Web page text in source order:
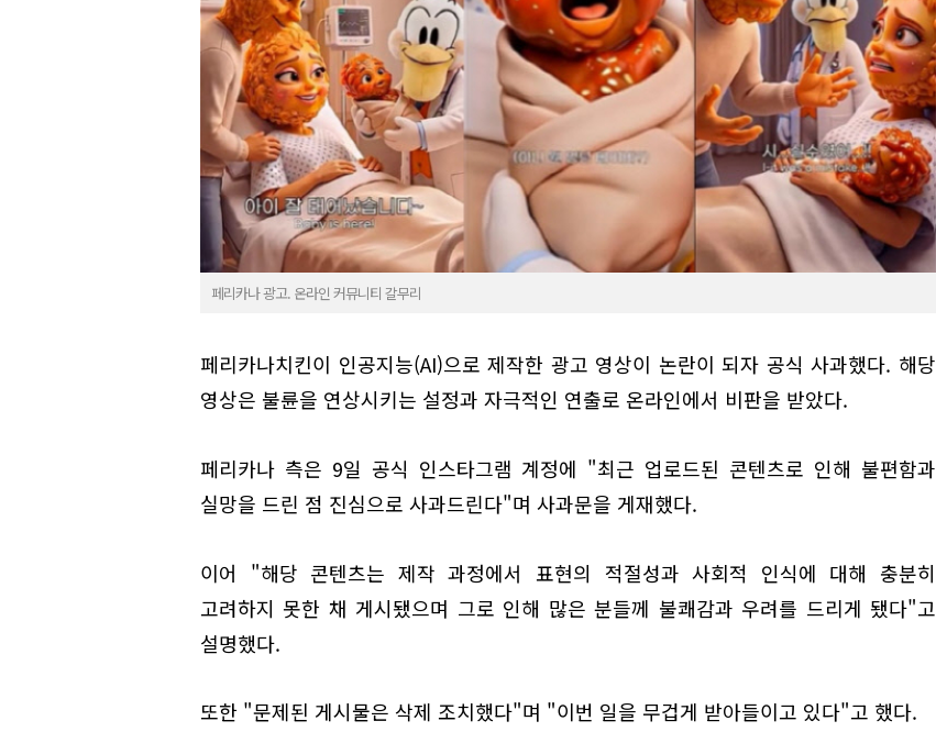
페리카나 광고. 온라인 커뮤니티 갈무리
페리카나치킨이 인공지능(AI)으로 제작한 광고 영상이 논란이 되자 공식 사과했다. 해당
영상은 불륜을 연상시키는 설정과 자극적인 연출로 온라인에서 비판을 받았다.
페리카나 측은 9일 공식 인스타그램 계정에 "최근 업로드된 콘텐츠로 인해 불편함과
실망을 드린 점 진심으로 사과드린다"며 사과문을 게재했다.
이어 "해당 콘텐츠는 제작 과정에서 표현의 적절성과 사회적 인식에 대해 충분히
고려하지 못한 채 게시됐으며 그로 인해 많은 분들께 불쾌감과 우려를 드리게 됐다"고
설명했다.
또한 "문제된 게시물은 삭제 조치했다"며 "이번 일을 무겁게 받아들이고 있다"고 했다.